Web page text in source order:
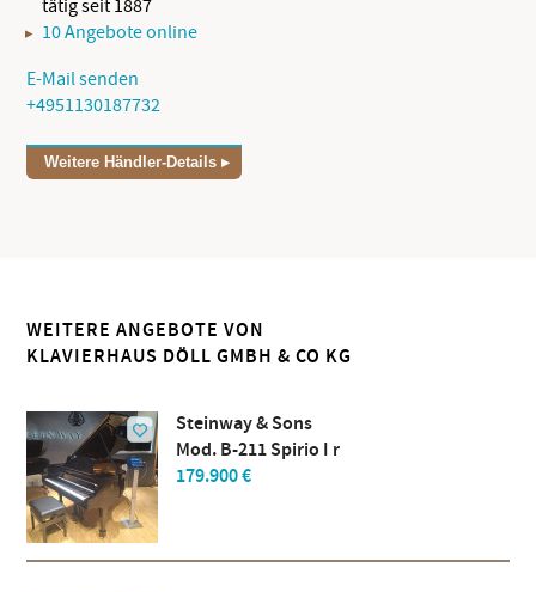
tätig seit 1887
10 Angebote online
E-Mail senden
+4951130187732
Weitere Händler-Details
WEITERE ANGEBOTE VON
KLAVIERHAUS DÖLL GMBH & CO KG
Steinway & Sons
Mod. B-211 Spirio I r
179.900 €